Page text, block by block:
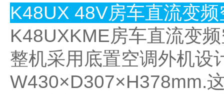
K48UX 48V房车直流变频
K48UXKME房车直流变
整机采用底置空调外机设
W430×D307×H378mm.